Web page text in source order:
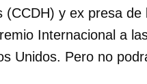
(CCDH) y ex presa
Internacional a
Unidos. Pero no